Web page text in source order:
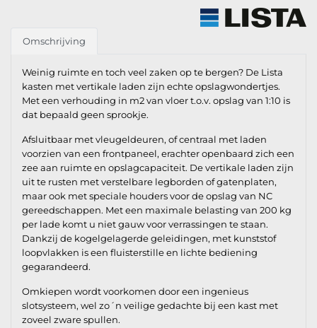
Omschrijving
Weinig ruimte en toch veel zaken op te bergen? De Lista
kasten met vertikale laden zijn echte opslagwondertjes.
Met een verhouding in m2 van vloer t.o.v. opslag van 1:10 is
dat bepaald geen sprookje.
Afsluitbaar met vleugeldeuren, of centraal met laden
voorzien van een frontpaneel, erachter openbaard zich een
zee aan ruimte en opslagcapaciteit. De vertikale laden zijn
uit te rusten met verstelbare legborden of gatenplaten,
maar ook met speciale houders voor de opslag van NC
gereedschappen. Met een maximale belasting van 200 kg
per lade komt u niet gauw voor verrassingen te staan.
Dankzij de kogelgelagerde geleidingen, met kunststof
loopvlakken is een fluisterstille en lichte bediening
gegarandeerd.
Omkiepen wordt voorkomen door een ingenieus
slotsysteem, wel zo´n veilige gedachte bij een kast met
zoveel zware spullen.